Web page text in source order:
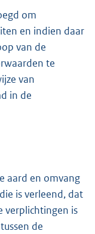
om
en indien daar
van de
te
van
in de
aard en omvang
is verleend, dat
verplichtingen is
de